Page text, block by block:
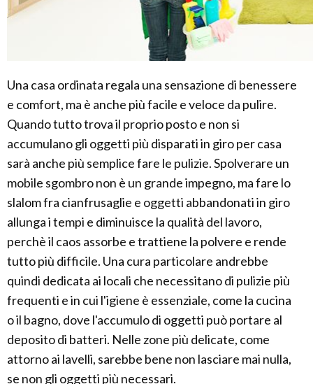
Una casa ordinata regala una sensazione di benessere
e comfort, ma è anche più facile e veloce da pulire.
Quando tutto trova il proprio posto e non si
accumulano gli oggetti più disparati in giro per casa
sarà anche più semplice fare le pulizie. Spolverare un
mobile sgombro non è un grande impegno, ma fare lo
slalom fra cianfrusaglie e oggetti abbandonati in giro
allunga i tempi e diminuisce la qualità del lavoro,
perchè il caos assorbe e trattiene la polvere e rende
tutto più difficile. Una cura particolare andrebbe
quindi dedicata ai locali che necessitano di pulizie più
frequenti e in cui l'igiene è essenziale, come la cucina
o il bagno, dove l'accumulo di oggetti può portare al
deposito di batteri. Nelle zone più delicate, come
attorno ai lavelli, sarebbe bene non lasciare mai nulla,
se non gli oggetti più necessari.